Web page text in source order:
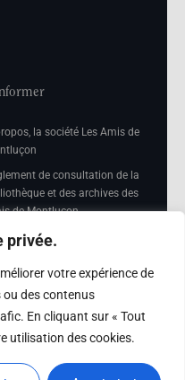
privée.
votre expérience de
des contenus
En cliquant sur « Tout
utilisation des cookies.
la société Les Amis de
de consultation de la
et des archives des
de Montluçon
légales